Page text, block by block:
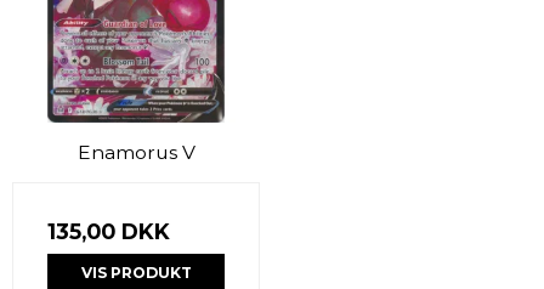
Enamorus V
135,00 DKK
VIS PRODUKT